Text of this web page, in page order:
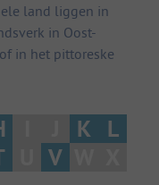
land liggen in
in Oost-
in het pittoreske
K L
V